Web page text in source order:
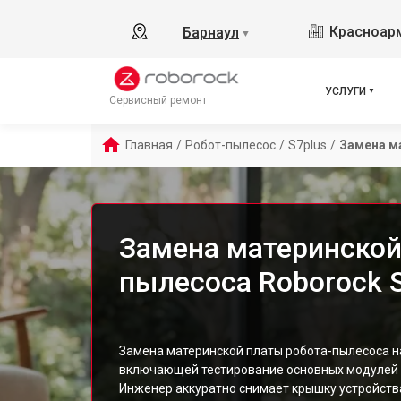
Барнаул ▼
Сервисный ремонт
УСЛУГИ
Главная / Робот-пылесос / S7plus / Замена
Замена
пылесоса Roborock
Замена материнской платы робота-пылесоса
включающей тестирование основных модулей
Инженер аккуратно снимает крышку